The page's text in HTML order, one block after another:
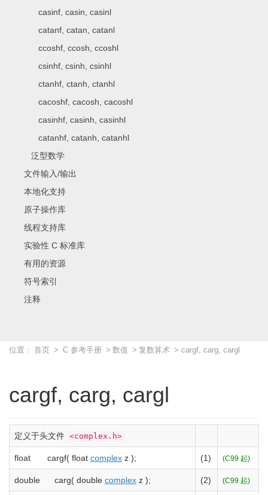
casinf, casin, casinl
catanf, catan, catanl
ccoshf, ccosh, ccoshl
csinhf, csinh, csinhl
ctanhf, ctanh, ctanhl
cacoshf, cacosh, cacoshl
casinhf, casinh, casinhl
catanhf, catanh, catanhl
泛型数学
文件输入/输出
本地化支持
原子操作库
线程支持库
实验性 C 标准库
有用的资源
符号索引
注释
位置： 首页 > C 参考手册 > 数值 > 复数算术 > cargf, carg, cargl
cargf, carg, cargl
定义于头文件 <complex.h>
float cargf( float complex z ); (1) (C99 起)
double carg( double complex z ); (2) (C99 起)